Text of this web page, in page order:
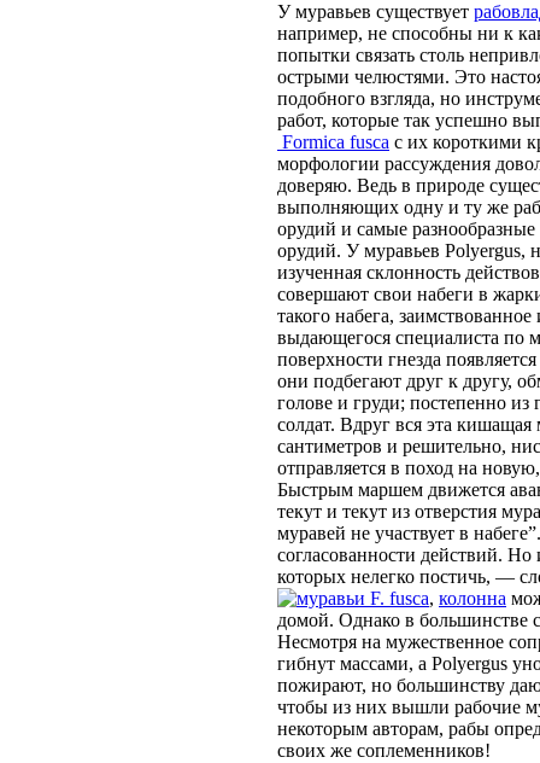
У муравьев существует
например, не способны ни к
попытки связать столь
острыми челюстями. Это
подобного взгляда, но
работ, которые так успешно
Formica fusca с их короткими
морфологии рассуждения
доверяю. Ведь в природе
выполняющих одну и ту же
орудий и самые
орудий. У муравьев Polyergus,
изученная склонность
совершают свои набеги в
такого набега,
выдающегося специалиста по
поверхности гнезда
они подбегают друг к другу,
голове и груди; постепенно из
солдат. Вдруг вся эта кишащая
сантиметров и решительно,
отправляется в поход на
Быстрым маршем движется
текут и текут из отверстия
муравей не участвует в
согласованности действий.
которых нелегко постичь, —
F. fusca, колонна
домой. Однако в большинстве
Несмотря на мужественное
гибнут массами, a Polyergus
пожирают, но большинству
чтобы из них вышли рабочие
некоторым авторам, рабы
своих же соплеменников!